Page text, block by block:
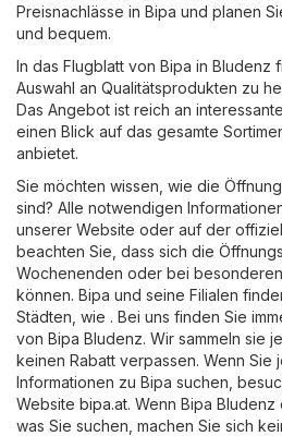
Preisnachlässe in Bipa und planen
und bequem.
In das Flugblatt von Bipa in Bludenz
Auswahl an Qualitätsprodukten zu
Das Angebot ist reich an
einen Blick auf das gesamte
anbietet.
Sie möchten wissen, wie die
sind? Alle notwendigen
unserer Website oder auf der
beachten Sie, dass sich die
Wochenenden oder bei
können. Bipa und seine Filialen
Städten, wie . Bei uns finden Sie
von Bipa Bludenz. Wir sammeln sie
keinen Rabatt verpassen. Wenn Sie
Informationen zu Bipa suchen,
Website bipa.at. Wenn Bipa
was Sie suchen, machen Sie sich